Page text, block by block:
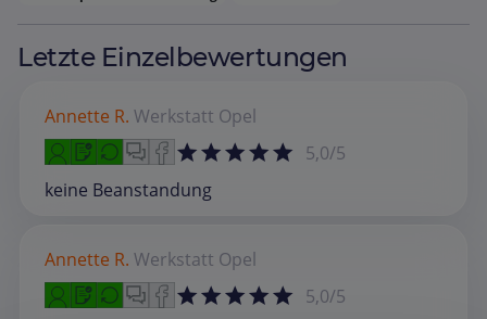
Letzte Einzelbewertungen
Annette R. Werkstatt Opel
5,0/5
keine Beanstandung
Annette R. Werkstatt Opel
5,0/5